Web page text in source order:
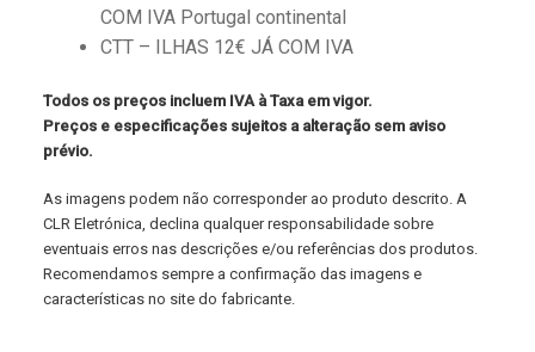
COM IVA Portugal continental
CTT – ILHAS 12€ JÁ COM IVA
Todos os preços incluem IVA à Taxa em vigor.
Preços e especificações sujeitos a alteração sem aviso
prévio.
As imagens podem não corresponder ao produto descrito. A
CLR Eletrónica, declina qualquer responsabilidade sobre
eventuais erros nas descrições e/ou referências dos produtos.
Recomendamos sempre a confirmação das imagens e
características no site do fabricante.